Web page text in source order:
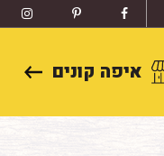
איפה קונים